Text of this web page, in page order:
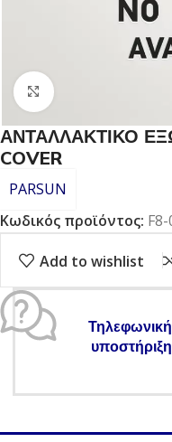
Click to enlarge
ΑΝΤΑΛΛΑΚΤΙΚΟ
COVER
PARSUN
Κωδικός προϊόντος:
Add to wishlist
Τηλεφωνική
υποστήριξη